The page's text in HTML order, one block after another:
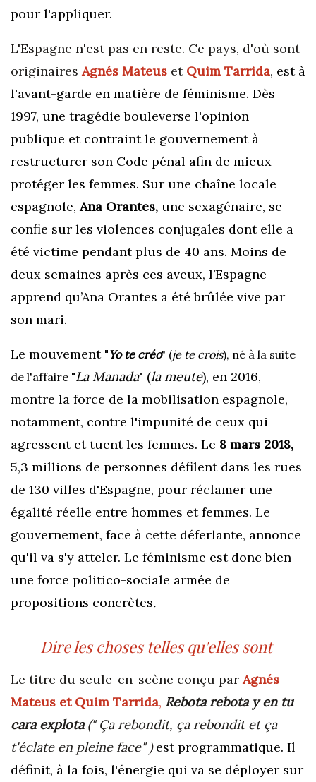
pour l'appliquer.
L'Espagne n'est pas en reste. Ce pays, d'où sont
originaires Agnés Mateus et Quim Tarrida, est à
l'avant-garde en matière de féminisme. Dès
1997, une tragédie bouleverse l'opinion
publique et contraint le gouvernement à
restructurer son Code pénal afin de mieux
protéger les femmes. Sur une chaîne locale
espagnole, Ana Orantes, une sexagénaire, se
confie sur les violences conjugales dont elle a
été victime pendant plus de 40 ans. Moins de
deux semaines après ces aveux, l’Espagne
apprend qu’Ana Orantes a été brûlée vive par
son mari.
Le mouvement "Yo te créo" (je te crois), né à la suite
de l'affaire "La Manada" (la meute), en 2016,
montre la force de la mobilisation espagnole,
notamment, contre l'impunité de ceux qui
agressent et tuent les femmes. Le 8 mars 2018,
5,3 millions de personnes défilent dans les rues
de 130 villes d'Espagne, pour réclamer une
égalité réelle entre hommes et femmes. Le
gouvernement, face à cette déferlante, annonce
qu'il va s'y atteler. Le féminisme est donc bien
une force politico-sociale armée de
propositions concrètes.
Dire les choses telles qu'elles sont
Le titre du seule-en-scène conçu par Agnés
Mateus et Quim Tarrida, Rebota rebota y en tu
cara explota(" Ça rebondit, ça rebondit et ça
t'éclate en pleine face" )est programmatique. Il
définit, à la fois, l'énergie qui va se déployer sur